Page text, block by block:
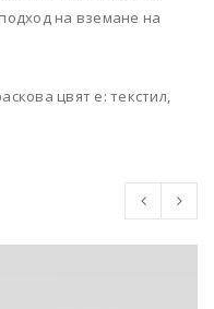
на вземане на
цвят е: текстил,